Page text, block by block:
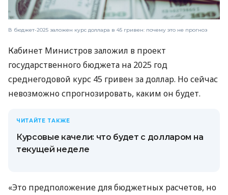
В бюджет-2025 заложен курс доллара в 45 гривен: почему это не прогноз
Кабинет Министров заложил в проект
государственного бюджета на 2025 год
среднегодовой курс 45 гривен за доллар. Но сейчас
невозможно спрогнозировать, каким он будет.
ЧИТАЙТЕ ТАКЖЕ
Курсовые качели: что будет с долларом на
текущей неделе
«Это предположение для бюджетных расчетов, но